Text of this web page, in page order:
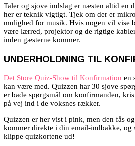
Taler og sjove indslag er næsten altid en
her er teknik vigtigt. Tjek om der er
mulighed for musik. Hvis nogen vil vise
være lærred, projektor og de rigtige
inden gæsterne kommer.
UNDERHOLDNING TIL
Det Store Quiz-Show til Konfirmation en
kan være med. Quizzen har 30 sjove
er både spørgsmål om konfirmanden,
på vej ind i de voksnes rækker.
Quizzen er her vist i pink, men den fås
kommer direkte i din email-indbakke, og
klippe quizkortene ud!